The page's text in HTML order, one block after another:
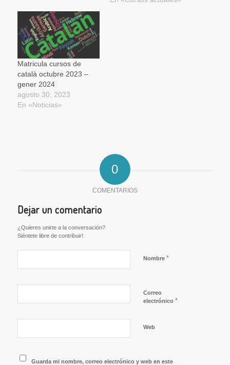
Matricula cursos de
català octubre 2023 –
gener 2024
agosto 30, 2023
En «Noticias»
0
COMENTARIOS
Dejar un comentario
¿Quieres unirte a la conversación?
Siéntete libre de contribuir!
Nombre *
Correo
electrónico *
Web
Guarda mi nombre, correo electrónico y web en este